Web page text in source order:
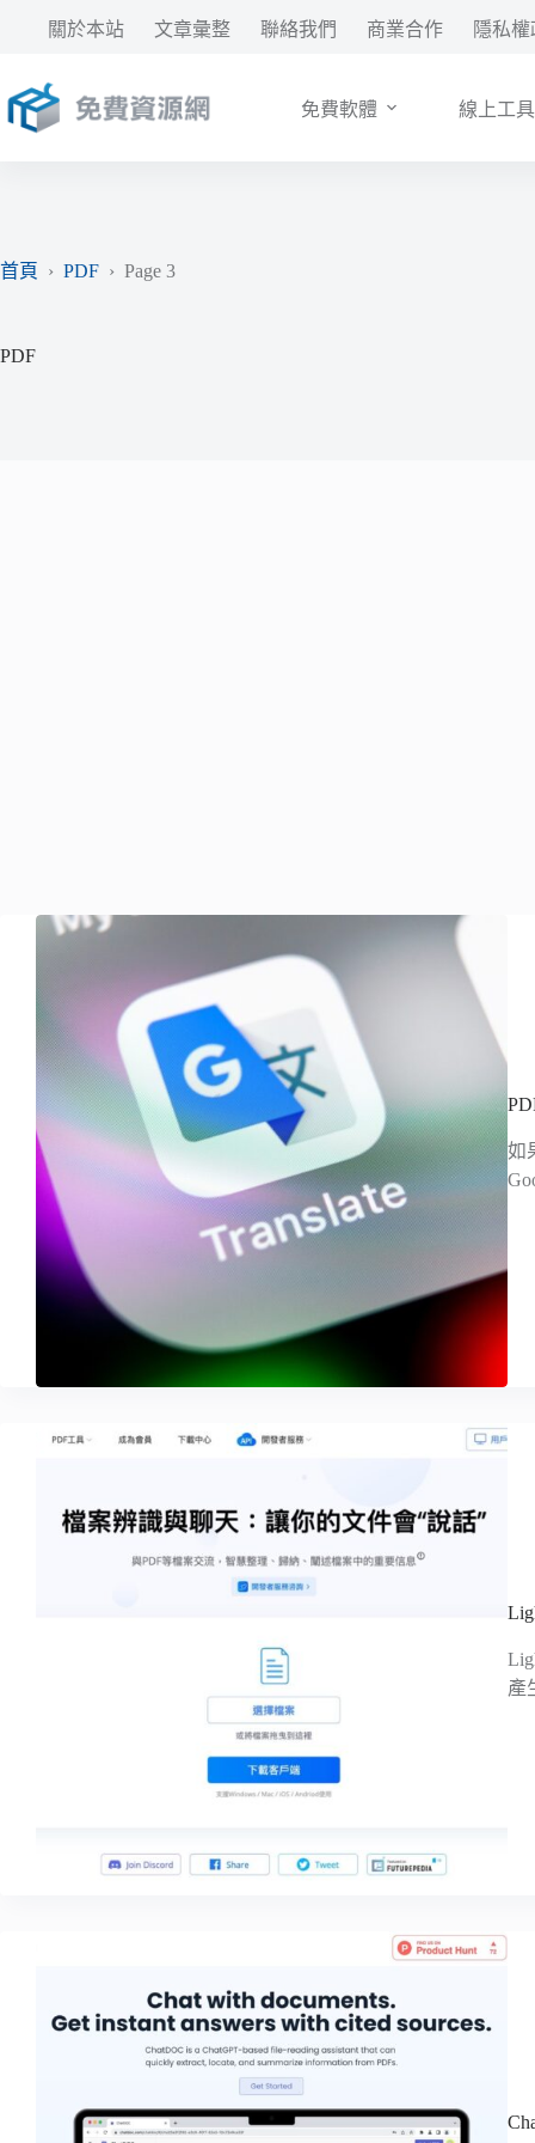
要
內
關於本站 文章彙整 聯絡我們 商業合作 隱私
免費軟體 線上工具
首頁 › PDF › Page 3
PDF
如
產